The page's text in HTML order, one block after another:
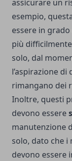
assicurare un
esempio,
essere in grado
più
solo, dal
l’aspirazione
rimangano dei
Inoltre, questi
devono essere
manutenzione
solo, dato che
devono essere